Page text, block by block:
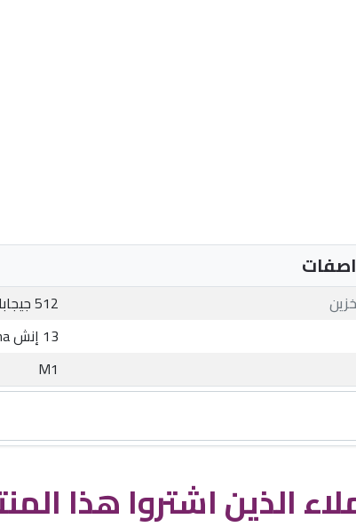
512 جيجابايت
13 إنش Liquid Retina
M1
الذين اشتروا هذا